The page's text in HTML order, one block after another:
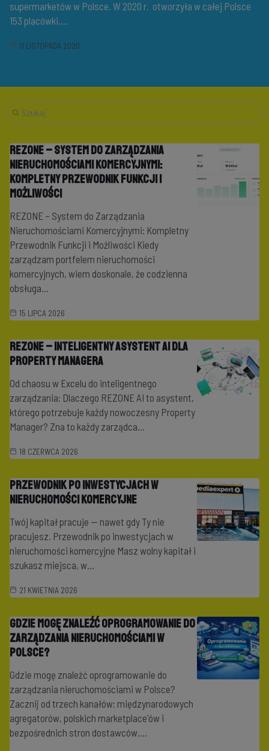
supermarketów w Polsce. W 2020 r. otworzyła w całej Polsce
153 placówki,...
11 LISTOPADA 2020
REZONE – System do Zarządzania
Nieruchomościami Komercyjnymi:
Kompletny Przewodnik Funkcji i
Możliwości
REZONE – System do Zarządzania
Nieruchomościami Komercyjnymi: Kompletny
Przewodnik Funkcji i Możliwości Kiedy
zarządzam portfelem nieruchomości
komercyjnych, wiem doskonale, że codzienna
obsługa...
15 LIPCA 2026
REZONE – inteligentny asystent AI dla
property managera
Od chaosu w Excelu do inteligentnego
zarządzania: Dlaczego REZONE AI to asystent,
którego potrzebuje każdy nowoczesny Property
Manager? Zna to każdy zarządca...
18 CZERWCA 2026
Przewodnik po inwestycjach w
nieruchomości komercyjne
Twój kapitał pracuje — nawet gdy Ty nie
pracujesz. Przewodnik po inwestycjach w
nieruchomości komercyjne Masz wolny kapitał i
szukasz miejsca, w...
21 KWIETNIA 2026
Gdzie mogę znaleźć oprogramowanie do
zarządzania nieruchomościami w
Polsce?
Gdzie mogę znaleźć oprogramowanie do
zarządzania nieruchomościami w Polsce?
Zacznij od trzech kanałów: międzynarodowych
agregatorów, polskich marketplace'ów i
bezpośrednich stron dostawców....